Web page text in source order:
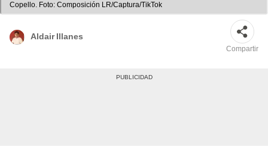
Copello. Foto: Composición LR/Captura/TikTok
Aldair Illanes
Compartir